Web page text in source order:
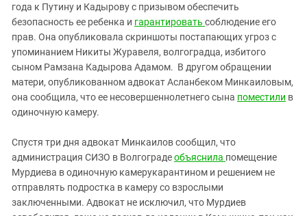
года к Путину и Кадырову с призывом обеспечить
безопасность ее ребенка и гарантировать соблюдение его
прав. Она опубликовала скриншоты постапающих угроз с
упоминанием Никиты Журавеля, волгоградца, избитого
сыном Рамзана Кадырова Адамом. В другом обращении
матери, опубликованном адвокат Асланбеком Минкаиловым,
она сообщила, что ее несовершеннолетнего сына поместили в
одиночную камеру.
Спустя три дня адвокат Минкаилов сообщил, что
администрация СИЗО в Волгоградеобъяснила помещение
Мурдиева в одиночную камерукарантином и решением не
отправлять подростка в камеру со взрослыми
заключенными. Адвокат не исключил, что Мурдиев